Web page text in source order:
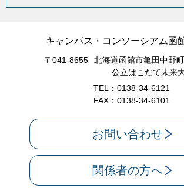
キャンパス・コンソーシアム函
〒041-8655
北海道函館市亀田中野
公立はこだて未来
TEL：0138-34-6121
FAX：0138-34-6101
お問い合わせ
関係者の方へ